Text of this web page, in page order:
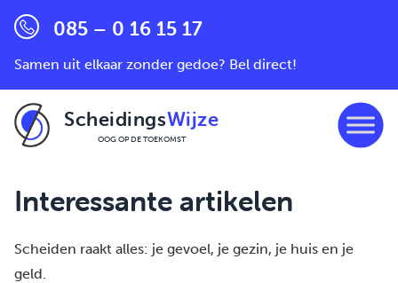
085 – 0 16 15 17
Samen uit elkaar zonder gedoe? Bel direct!
ScheidingsWijze
OOG OP DE TOEKOMST
Interessante artikelen
Scheiden raakt alles: je gevoel, je gezin, je huis en je
geld.